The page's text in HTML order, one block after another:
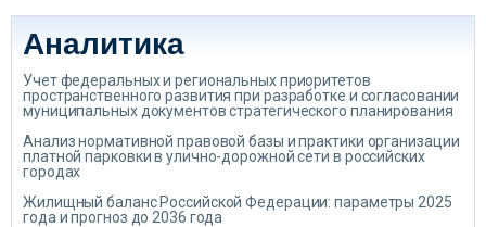
Аналитика
Учет федеральных и региональных приоритетов
пространственного развития при разработке и согласовании
муниципальных документов стратегического планирования
Анализ нормативной правовой базы и практики организации
платной парковки в улично-дорожной сети в российских
городах
Жилищный баланс Российской Федерации: параметры 2025
года и прогноз до 2036 года